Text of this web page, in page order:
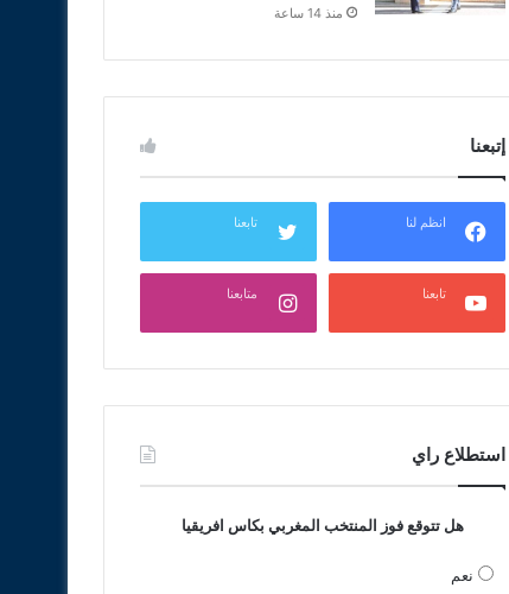
منذ 14 ساعة
إتبعنا
انظم لنا تابعنا
تابعنا متابعنا
استطلاع راي
هل تتوقع فوز المنتخب المغربي بكاس افريقيا
نعم